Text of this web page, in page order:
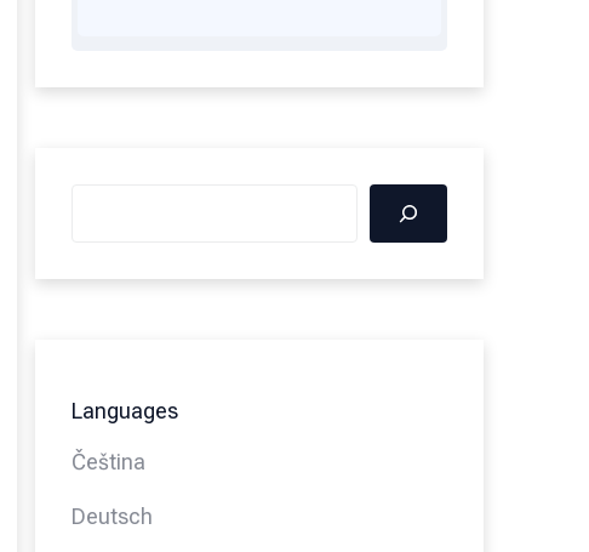
Languages
Čeština
Deutsch